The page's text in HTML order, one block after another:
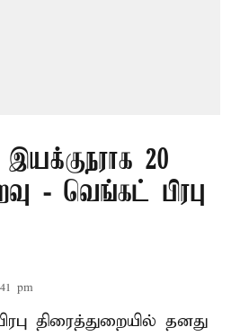
இயக்குநராக 20
- வெங்கட் பிரபு
pm
திரைத்துறையில் தனது